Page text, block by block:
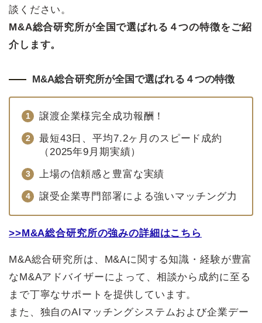
談ください。
M&A総合研究所が全国で選ばれる４つの特徴をご紹
介します。
M&A総合研究所が全国で選ばれる４つの特徴
譲渡企業様完全成功報酬！
最短43日、平均7.2ヶ月のスピード成約
（2025年9月期実績）
上場の信頼感と豊富な実績
譲受企業専門部署による強いマッチング力
>>M&A総合研究所の強みの詳細はこちら
M&A総合研究所は、M&Aに関する知識・経験が豊富
なM&Aアドバイザーによって、相談から成約に至る
まで丁寧なサポートを提供しています。
また、独自のAIマッチングシステムおよび企業デー